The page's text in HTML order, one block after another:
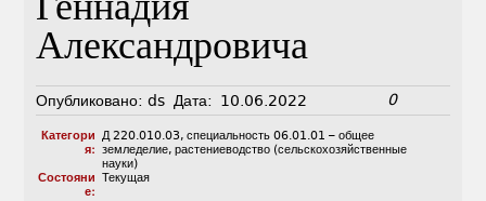
Геннадия
Александровича
Опубликовано: ds Дата: 10.06.2022 0
Категори
я:
Д 220.010.03, специальность 06.01.01 – общее
земледелие, растениеводство (сельскохозяйственные
науки)
Состояни
е:
Текущая